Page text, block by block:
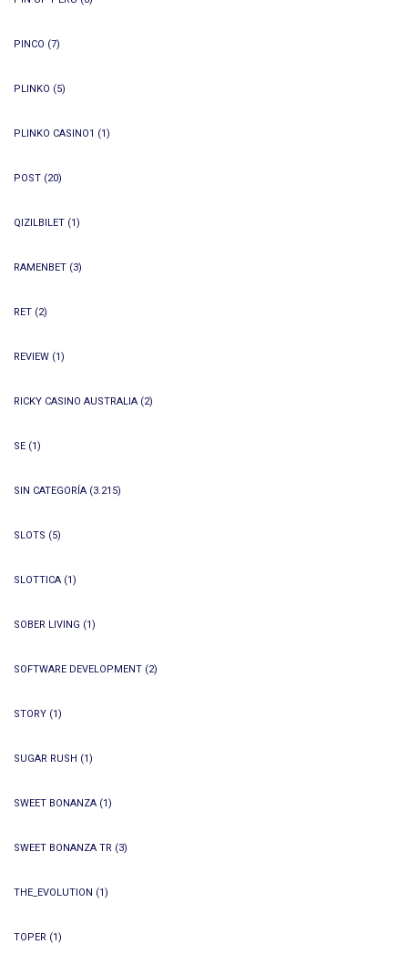
PINCO (7)
PLINKO (5)
PLINKO CASINO1 (1)
POST (20)
QIZILBILET (1)
RAMENBET (3)
RET (2)
REVIEW (1)
RICKY CASINO AUSTRALIA (2)
SE (1)
SIN CATEGORÍA (3.215)
SLOTS (5)
SLOTTICA (1)
SOBER LIVING (1)
SOFTWARE DEVELOPMENT (2)
STORY (1)
SUGAR RUSH (1)
SWEET BONANZA (1)
SWEET BONANZA TR (3)
THE_EVOLUTION (1)
TOPER (1)